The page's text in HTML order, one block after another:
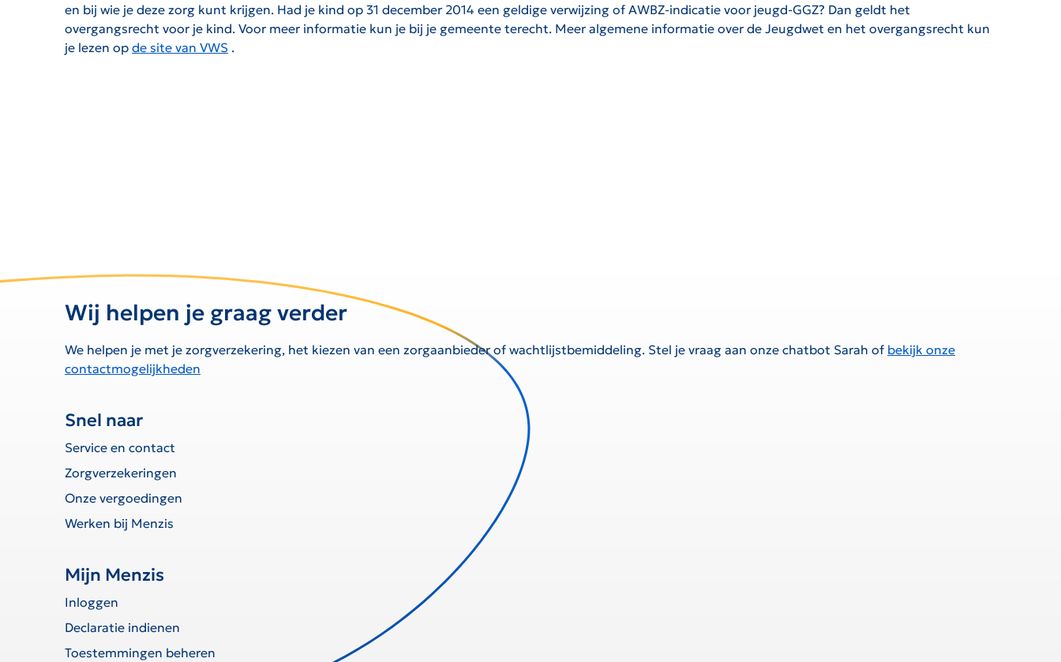
en bij wie je deze zorg kunt krijgen. Had je kind op 31 december 2014 een geldige verwijzing of AWBZ-indicatie voor jeugd-GGZ? Dan geldt het
overgangsrecht voor je kind. Voor meer informatie kun je bij je gemeente terecht. Meer algemene informatie over de Jeugdwet en het overgangsrecht kun
je lezen op de site van VWS De link zal worden geopend op een nieuwe pagina.
.
Wij helpen je graag verder
We helpen je met je zorgverzekering, het kiezen van een zorgaanbieder of wachtlijstbemiddeling. Stel je vraag aan onze chatbot Sarah of bekijk onze
contactmogelijkheden
Snel naar
Service en contact
Zorgverzekeringen
Onze vergoedingen
Werken bij Menzis
Mijn Menzis
Inloggen
Declaratie indienen
Toestemmingen beheren